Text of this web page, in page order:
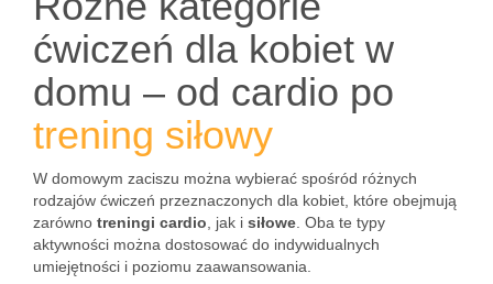
ćwiczeń dla kobiet w
domu – od cardio po
trening siłowy
W domowym zaciszu można wybierać spośród różnych
rodzajów ćwiczeń przeznaczonych dla kobiet, które obejmują
zarówno treningi cardio , jak i siłowe . Oba te typy
aktywności można dostosować do indywidualnych
umiejętności i poziomu zaawansowania.